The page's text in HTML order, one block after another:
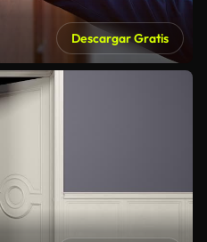
Descargar Gratis